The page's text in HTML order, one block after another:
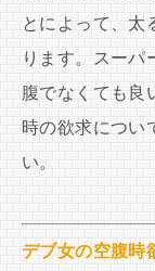
とによって、太
ります。スーパ
腹でなくても良
時の欲求につい
い。
デブ女の空腹時